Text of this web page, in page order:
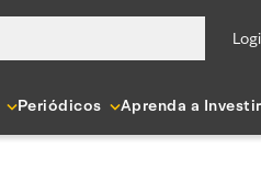
Periódicos Aprenda a Investir